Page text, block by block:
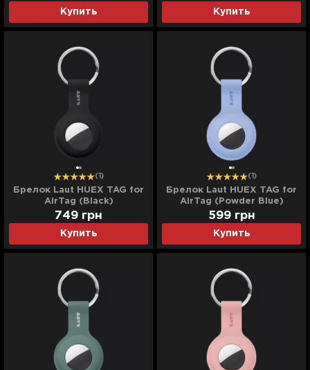
Купить Купить
(1)
Брелок Laut HUEX TAG for
AirTag (Black)
Купить
749 грн
(1)
Брелок Laut HUEX TAG for
AirTag (Powder Blue)
Купить
599 грн